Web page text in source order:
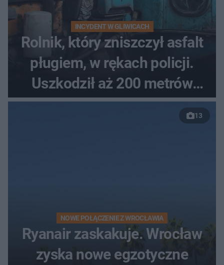
INCYDENT W GLIWICACH
Rolnik, który zniszczył asfalt
pługiem, w rękach policji.
Uszkodził aż 200 metrów
nowej drogi
13
NOWE POŁĄCZENIE Z WROCŁAWIA
Ryanair zaskakuje. Wrocław
zyska nowe egzotyczne